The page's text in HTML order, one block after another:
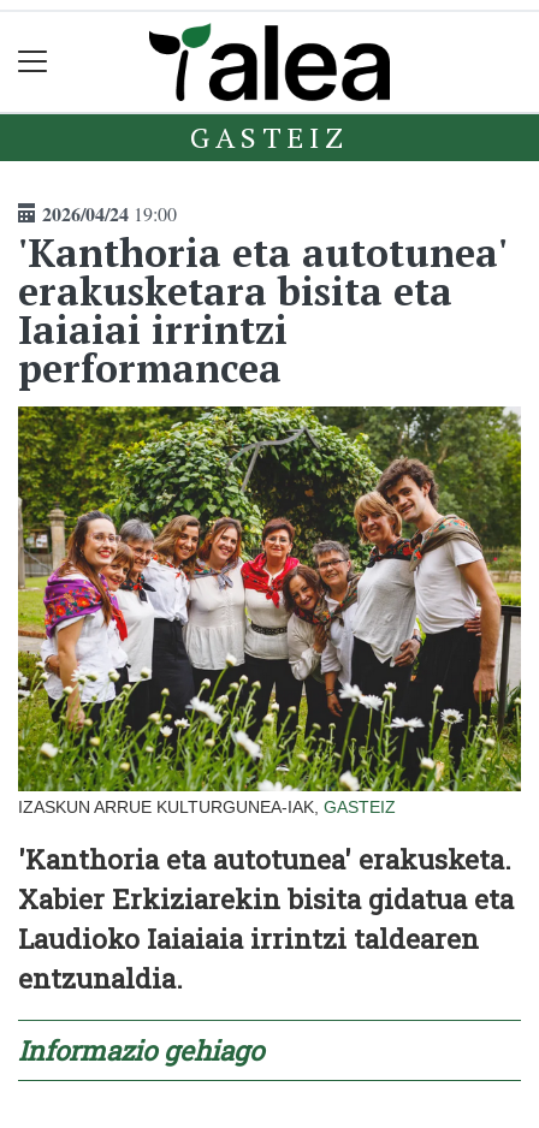
GASTEIZ
2026/04/24 19:00
'Kanthoria eta autotunea'
erakusketara bisita eta
Iaiaiai irrintzi
performancea
IZASKUN ARRUE KULTURGUNEA-IAK, GASTEIZ
'Kanthoria eta autotunea' erakusketa.
Xabier Erkiziarekin bisita gidatua eta
Laudioko Iaiaiaia irrintzi taldearen
entzunaldia.
Informazio gehiago